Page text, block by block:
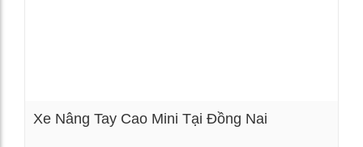
Xe Nâng Tay Cao Mini Tại Đồng Nai